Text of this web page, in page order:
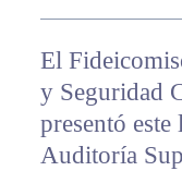
El
y Seguridad
presentó este
Auditoría